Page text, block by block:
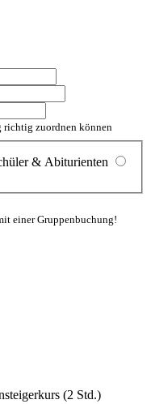
zuordnen können
& Abiturienten
einer Gruppenbuchung!
(2 Std.)